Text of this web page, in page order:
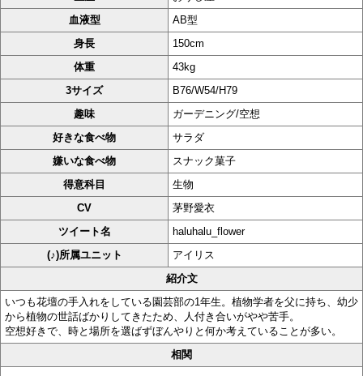
血液型
AB型
身長
150cm
体重
43kg
3サイズ
B76/W54/H79
趣味
ガーデニング/空想
好きな食べ物
サラダ
嫌いな食べ物
スナック菓子
得意科目
生物
CV
茅野愛衣
ツイート名
haluhalu_flower
(♪)所属ユニット
アイリス
紹介文
いつも花壇の手入れをしている園芸部の1年生。植物学者を父に持ち、幼少
から植物の世話ばかりしてきたため、人付き合いがやや苦手。
空想好きで、時と場所を選ばずぼんやりと何か考えていることが多い。
相関